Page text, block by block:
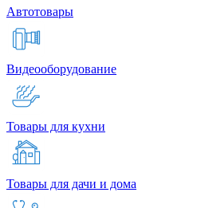
Автотовары
Видеооборудование
Товары для кухни
Товары для дачи и дома